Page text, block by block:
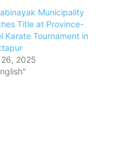
Municipality
Title at Province-
Karate Tournament in
2025